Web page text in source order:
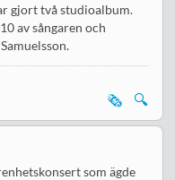
gjort två studioalbum.
av sångaren och
🔍
🗞️
som ägde